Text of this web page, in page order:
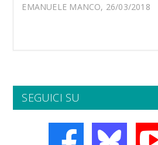
EMANUELE MANCO, 26/03/2018
SEGUICI SU